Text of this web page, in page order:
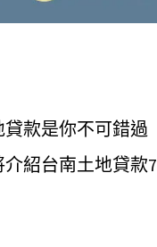
款是你不可錯過
紹台南土地貸款7